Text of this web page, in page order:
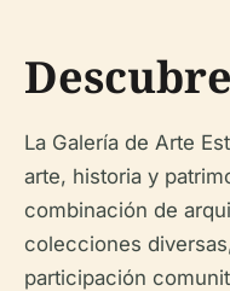
La Galería de Arte
arte, historia y
combinación de
colecciones
participación